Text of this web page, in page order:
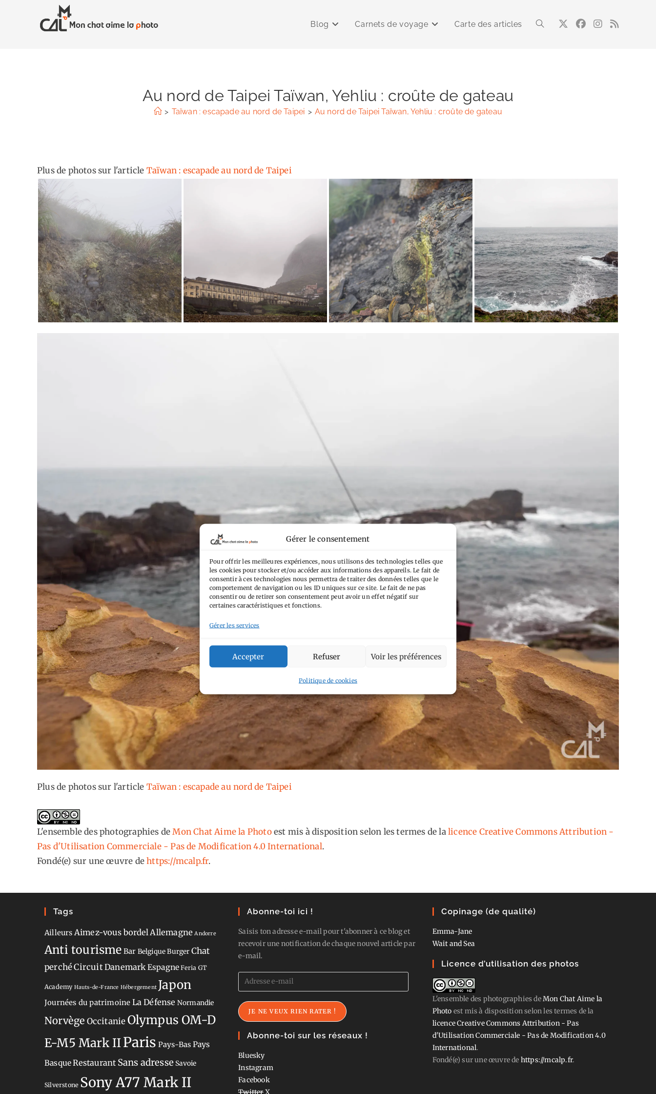
Gérer le consentement
Pour offrir les meilleures expériences, nous utilisons des technologies telles que
les cookies pour stocker et/ou accéder aux informations des appareils. Le fait de
consentir à ces technologies nous permettra de traiter des données telles que le
comportement de navigation ou les ID uniques sur ce site. Le fait de ne pas
consentir ou de retirer son consentement peut avoir un effet négatif sur
certaines caractéristiques et fonctions.
Gérer les services
Accepter Refuser Voir les préférences
Politique de cookies
Blog Carnets de voyage Carte des articles Toggle
Au nord de Taipei Taïwan, Yehliu : croûte de gateau
> Taïwan : escapade au nord de Taipei > Au nord de Taipei Taïwan, Yehliu : croûte de gateau
Plus de photos sur l'article Taïwan : escapade au nord de Taipei
Plus de photos sur l'article Taïwan : escapade au nord de Taipei
L'ensemble des photographies deMon Chat Aime la Photoest mis à disposition selon les termes de lalicence Creative Commons Attribution -
Pas d'Utilisation Commerciale - Pas de Modification 4.0 International.
Fondé(e) sur une œuvre dehttps://mcalp.fr.
Tags
Ailleurs Aimez-vous bordel Allemagne Andorre
Anti tourisme Bar BelgiqueBurger Chat
perchéCircuitDanemark Espagne Feria GT
Academy Hauts-de-France Hébergement Japon
Journées du patrimoine La Défense Normandie
Norvège OccitanieOlympus OM-D
E-M5 Mark IIParis Pays-Bas Pays
BasqueRestaurant Sans adresse Savoie
Silverstone Sony A77 Mark II
Abonne-toi ici !
Saisis ton adresse e-mail pour t'abonner à ce blog et
recevoir une notification de chaque nouvel article par
e-mail.
Adresse
e-
mail
JE NE VEUX RIEN RATER !
Abonne-toi sur les réseaux !
Bluesky
Instagram
Facebook
TwitterX
Copinage (de qualité)
Emma-Jane
Wait and Sea
Licence d’utilisation des photos
L'ensemble des photographiesdeMon Chat Aime la
Photo est mis à disposition selon les termes de la
licence Creative Commons Attribution - Pas
d'Utilisation Commerciale - Pas de Modification 4.0
International.
Fondé(e) sur une œuvre de https://mcalp.fr.